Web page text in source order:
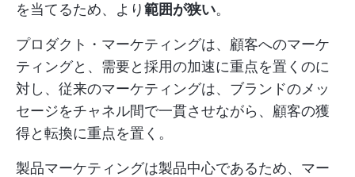
を当てるため、より範囲が狭い。
プロダクト・マーケティングは、顧客へのマーケ
ティングと、需要と採用の加速に重点を置くのに
対し、従来のマーケティングは、ブランドのメッ
セージをチャネル間で一貫させながら、顧客の獲
得と転換に重点を置く。
製品マーケティングは製品中心であるため、マー